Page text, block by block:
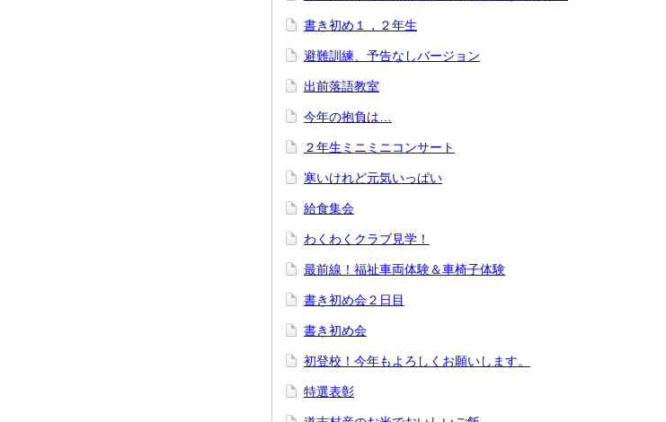
書き初め１，２年生
避難訓練、予告なしバージョン
出前落語教室
今年の抱負は…
２年生ミニミニコンサート
寒いけれど元気いっぱい
給食集会
わくわくクラブ見学！
最前線！福祉車両体験＆車椅子体験
書き初め会２日目
書き初め会
初登校！今年もよろしくお願いします。
特選表彰